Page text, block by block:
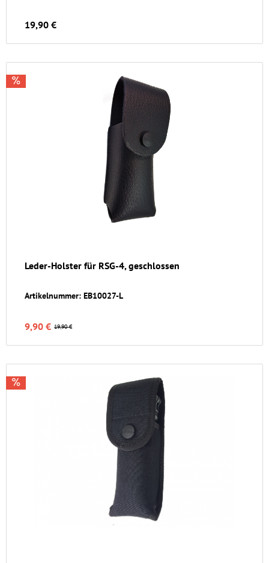
19,90 €
Leder-Holster für RSG-4, geschlossen
Artikelnummer: EB10027-L
19,90 €
9,90 €